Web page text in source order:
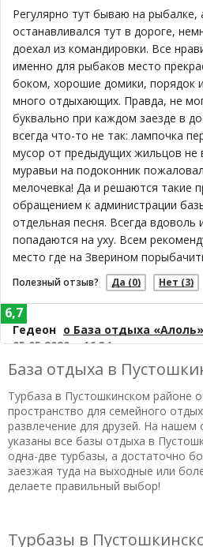
Регулярно тут бываю на рыбалке,
останавливался тут в дороге,
доехал из командировки. Все
именно для рыбаков место
боком, хорошие домики, порядок
много отдыхающих. Правда, не
буквально при каждом заезде в
всегда что-то не так: лампочка
мусор от предыдущих жильцов не
муравьи на подоконник
мелочевка! Да и решаются такие
обращением к администрации
отдельная песня. Всегда вдоволь
попадаются на уху. Всем
место где на Зверином
Полезный отзыв? Да (0) Нет (3)
Гедеон о База отдыха «Алоль»
05.05.2020 в 16:34
Отсутствие кондиционеров,
напрокат выдавать... Лес, озера,
экскурсионная программа;
фай Хороший отдых на природе,
Полезный отзыв? Да(0) Нет(1)
6,7
8,7
База отдыха в
Турбаза в Пустошкинском районе
пространство для семейного
развлечение для друзей. На
указаны все базы отдыха в
одна-две турбазы, а достаточно
заезжая туда на выходные или
делаете правильный выбор!
Турбазы в